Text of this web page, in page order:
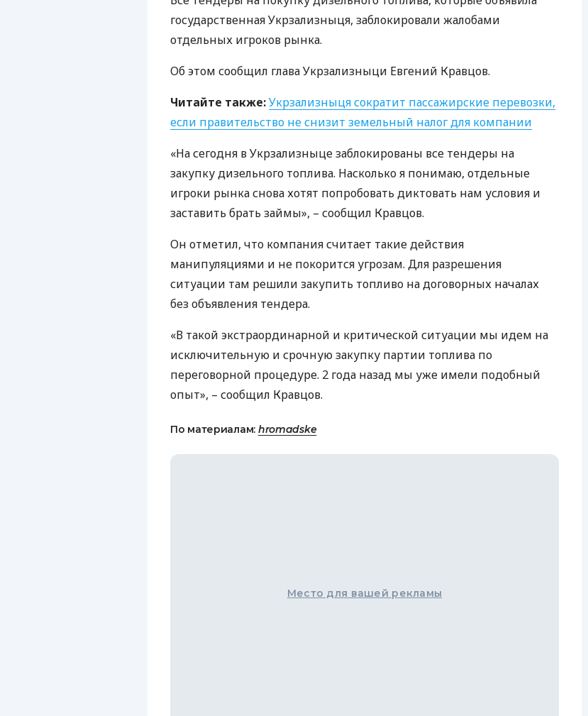
ЕЖЕМЕСЯЧНЫЙ ОБЗОР
БАНКОВСКИМ КАРТАМ
государственная Укрзализныця, заблокировали жалобами
отдельных игроков рынка.
Об этом сообщил глава Укрзализныци Евгений Кравцов.
Читайте также:Укрзализныця сократит пассажирские перевозки,
если правительство не снизит земельный налог для компании
«На сегодня в Укрзализныце заблокированы все тендеры на
закупку дизельного топлива. Насколько я понимаю, отдельные
игроки рынка снова хотят попробовать диктовать нам условия и
заставить брать займы», – сообщил Кравцов.
Он отметил, что компания считает такие действия
манипуляциями и не покорится угрозам. Для разрешения
ситуации там решили закупить топливо на договорных началах
без объявления тендера.
«В такой экстраординарной и критической ситуации мы идем на
исключительную и срочную закупку партии топлива по
переговорной процедуре. 2 года назад мы уже имели подобный
опыт», – сообщил Кравцов.
По материалам: hromadske
Место для вашей рекламы